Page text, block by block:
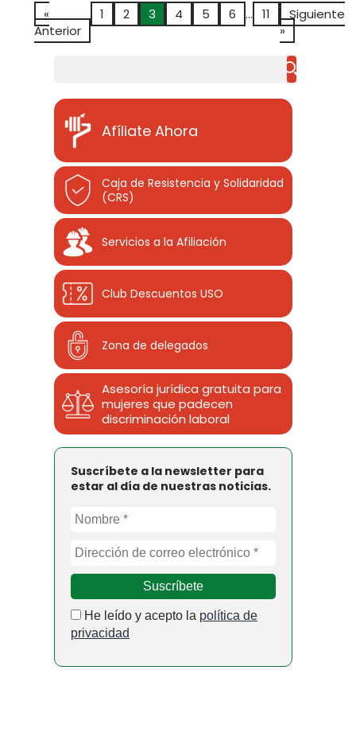
«
Anterior
1 2 3 4 5 6 … 11
Siguiente
»
Afíliate Ahora
Caja de Resistencia y Solidaridad
(CRS)
Servicios a la Afiliación
Club Descuentos USO
Zona de delegados
Asesoría jurídica gratuita para
mujeres que padecen
discriminación laboral
Suscríbete a la newsletter para
estar al día de nuestras noticias.
He leído y acepto la política de
privacidad